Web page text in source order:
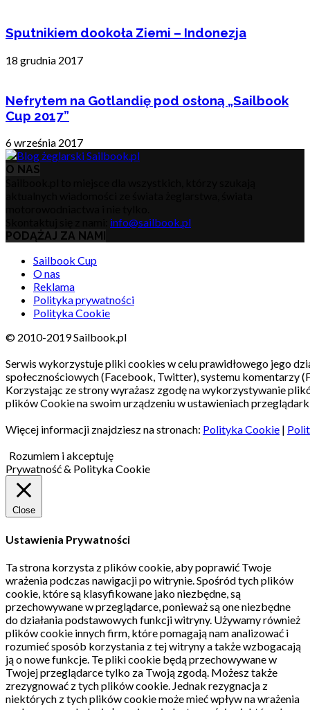
Sputnikiem dookoła Ziemi – Indonezja
18 grudnia 2017
Nefrytem na Gotlandię pod osłoną „Sailbook
Cup 2017”
6 września 2017
O NAS
info@sailbook.pl
PODĄŻAJ ZA NAMI
Sailbook Cup
O nas
Reklama
Polityka prywatności
Polityka Cookie
© 2010-2019 Sailbook.pl
Serwis wykorzystuje pliki cookies w celu prawidłowego jego
społecznościowych (Facebook, Twitter), systemu komentarzy
Korzystając ze strony wyrażasz zgodę na wykorzystywanie
plików Cookie na swoim urządzeniu w ustawieniach
Więcej informacji znajdziesz na stronach: Polityka Cookie |
Rozumiem i akceptuję
Prywatność & Polityka Cookie
Close
Ustawienia Prywatności
Ta strona korzysta z plików cookie, aby poprawić Twoje
wrażenia podczas nawigacji po witrynie.Spośród tych plików
cookie, które są klasyfikowane jako niezbędne, są
przechowywane w przeglądarce, ponieważ są one niezbędne
do działania podstawowych funkcji witryny. Używamy również
plików cookie innych firm, które pomagają nam analizować i
rozumieć sposób korzystania z tej witryny a także wzbogacają
ją o nowe funkcje. Te pliki cookie będą przechowywane w
Twojej przeglądarce tylko za Twoją zgodą. Możesz także
zrezygnować z tych plików cookie. Jednak rezygnacja z
niektórych z tych plików cookie może mieć wpływ na wrażenia